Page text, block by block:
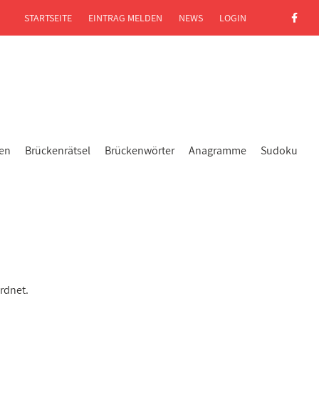
Brückenrätsel Brückenwörter Anagramme Sudoku
STARTSEITE EINTRAG MELDEN NEWS LOGIN